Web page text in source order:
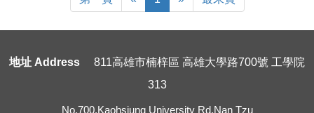
Page
Page
地址 Address 811高雄市楠梓區 高雄大學路700號 工學院
313
No.700,Kaohsiung University Rd.Nan Tzu